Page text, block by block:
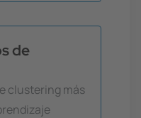
de
clustering más